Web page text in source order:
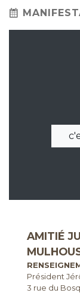
AMITIÉ
Président
3 rue du